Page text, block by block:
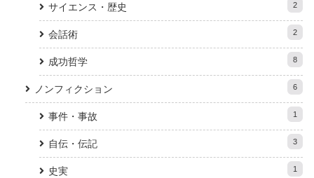
サイエンス・歴史 2
会話術 2
成功哲学 8
ノンフィクション 6
事件・事故 1
自伝・伝記 3
史実 1